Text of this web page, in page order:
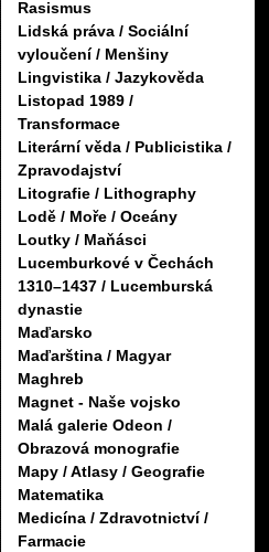
Rasismus
Lidská práva / Sociální
vyloučení / Menšiny
Lingvistika / Jazykověda
Listopad 1989 /
Transformace
Literární věda / Publicistika /
Zpravodajství
Litografie / Lithography
Lodě / Moře / Oceány
Loutky / Maňásci
Lucemburkové v Čechách
1310–1437 / Lucemburská
dynastie
Maďarsko
Maďarština / Magyar
Maghreb
Magnet - Naše vojsko
Malá galerie Odeon /
Obrazová monografie
Mapy / Atlasy / Geografie
Matematika
Medicína / Zdravotnictví /
Farmacie